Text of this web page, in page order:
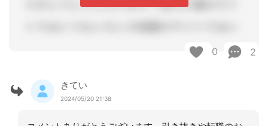
0 2
きてい
2024/05/20 21:38